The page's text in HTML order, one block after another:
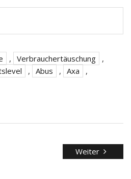
, Verbrauchertäuschung
,
, Abus , Axa
,
Weiter